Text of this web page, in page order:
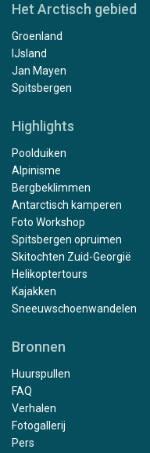
Het Arctisch gebied
Groenland
IJsland
Jan Mayen
Spitsbergen
Highlights
Poolduiken
Alpinisme
Bergbeklimmen
Antarctisch kamperen
Foto Workshop
Spitsbergen opruimen
Skitochten Zuid-Georgië
Helikoptertours
Kajakken
Sneeuwschoenwandelen
Bronnen
Huurspullen
FAQ
Verhalen
Fotogallerij
Pers